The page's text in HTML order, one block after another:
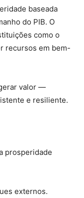
baseada
do PIB. O
como o
recursos em bem-
valor —
e resiliente.
prosperidade
externos.